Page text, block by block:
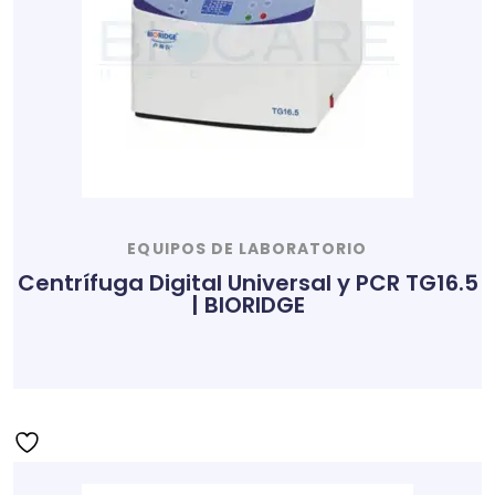
EQUIPOS DE LABORATORIO
Centrífuga Digital Universal y PCR TG16.5
| BIORIDGE